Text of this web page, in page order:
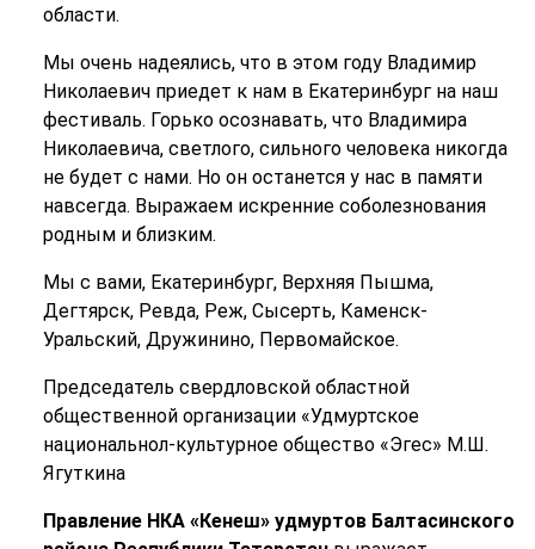
области.
Мы очень надеялись, что в этом году Владимир
Николаевич приедет к нам в Екатеринбург на наш
фестиваль. Горько осознавать, что Владимира
Николаевича, светлого, сильного человека никогда
не будет с нами. Но он останется у нас в памяти
навсегда. Выражаем искренние соболезнования
родным и близким.
Мы с вами, Екатеринбург, Верхняя Пышма,
Дегтярск, Ревда, Реж, Сысерть, Каменск-
Уральский, Дружинино, Первомайское.
Председатель свердловской областной
общественной организации «Удмуртское
национальнол-культурное общество «Эгес» М.Ш.
Ягуткина
Правление НКА «Кенеш» удмуртов Балтасинского